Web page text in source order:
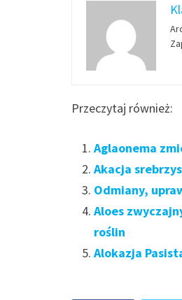
Przeczytaj również:
Aglaonema
Akacja
Odmiany,
Aloes
roślin
Alokazja